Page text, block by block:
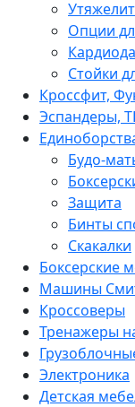
Опции
Стойки
Кроссфит,
Эспандеры,
Будо-
Защита
Бинты
Скакалки
Боксерские
Машины
Кроссоверы
Тренажеры
Электроника
Детская